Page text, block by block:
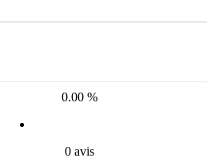
0.00 %
0 avis